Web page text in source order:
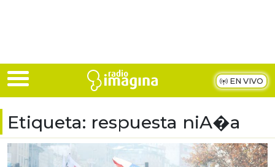
EN VIVO
Etiqueta: respuesta niA�a